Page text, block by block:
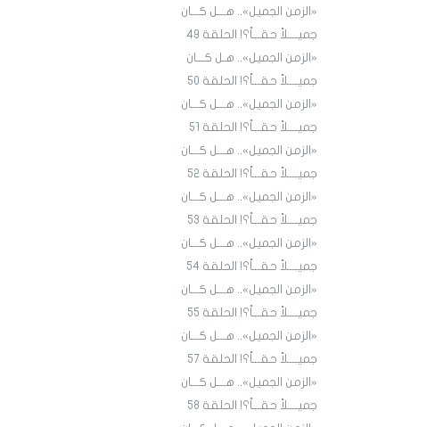
«الزمن الجميل».. هـــل كـــان
جميــــلاً حقـــاً؟! الحلقة ٤9
«الزمن الجميل».. هـل كـــان
جميــــلاً حقـــاً؟! الحلقة ٥٠
«الزمن الجميل».. هـــل كـــان
جميــــلاً حقـــاً؟! الحلقة ٥١
«الزمن الجميل».. هـــل كـــان
جميــــلاً حقـــاً؟! الحلقة 52
«الزمن الجميل».. هـــل كـــان
جميــــلاً حقـــاً؟! الحلقة 53
«الزمن الجميل».. هـــل كـــان
جميــــلاً حقـــاً؟! الحلقة 54
«الزمن الجميل».. هـــل كـــان
جميــــلاً حقـــاً؟! الحلقة 55
«الزمن الجميل».. هـــل كـــان
جميــــلاً حقـــاً؟! الحلقة 57
«الزمن الجميل».. هـــل كـــان
جميــــلاً حقـــاً؟! الحلقة 58